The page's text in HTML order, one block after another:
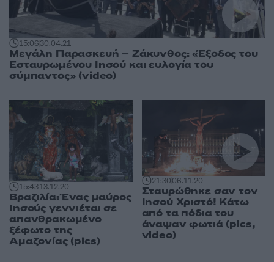
15:0630.04.21
Μεγάλη Παρασκευή – Ζάκυνθος: «Έξοδος του
Εσταυρωμένου Ιησού και ευλογία του
σύμπαντος» (video)
15:4313.12.20
Βραζιλία: Ένας μαύρος
Ιησούς γεννιέται σε
απανθρακωμένο
ξέφωτο της
Αμαζονίας (pics)
21:3006.11.20
Σταυρώθηκε σαν τον
Ιησού Χριστό! Κάτω
από τα πόδια του
άναψαν φωτιά (pics,
video)